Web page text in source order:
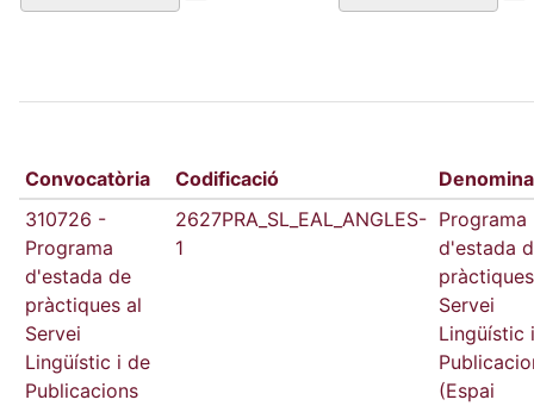
Convocatòria Codificació
310726 -
Programa
d'estada de
pràctiques al
Servei
Lingüístic i de
Publicacions
2627PRA_SL_EAL_ANGLES-
1
Programa
d'estada
Servei
Lingüístic
(Espai